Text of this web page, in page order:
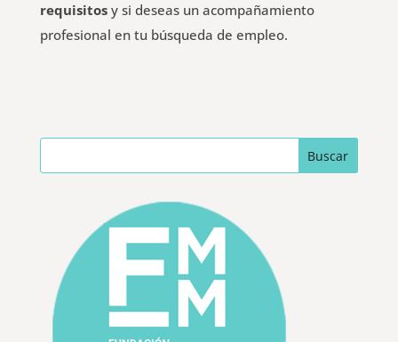
requisitosy si deseas un acompañamiento
profesional en tu búsqueda de empleo.